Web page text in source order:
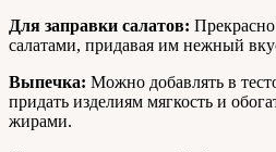
Для заправки салатов:
салатами, придавая им нежный
Выпечка: Можно добавлять в
придать изделиям мягкость и
жирами.